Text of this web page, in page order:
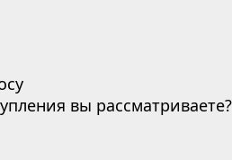
вы рассматриваете?